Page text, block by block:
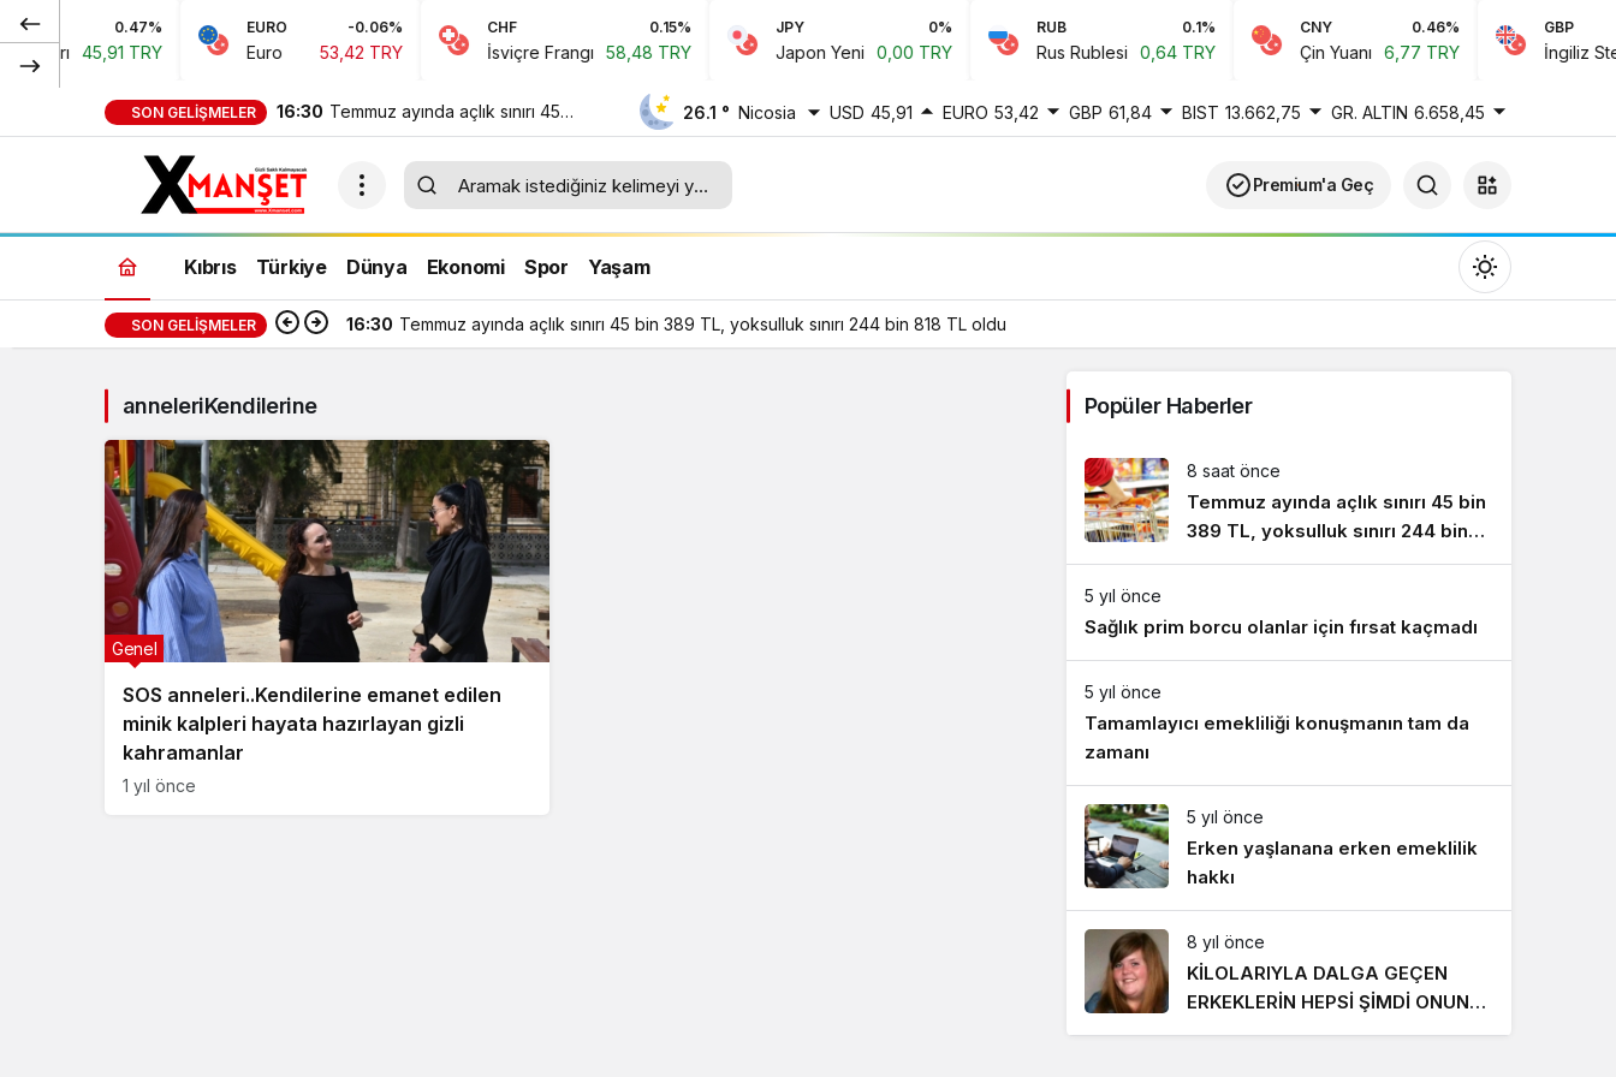
0.47%
45,91 TRY
EURO -0.06%
Euro 53,42 TRY
CHF 0.15%
İsviçre Frangı 58,48 TRY Japon Yeni 0,00 TRY
RUB 0.1%
Rus Rublesi 0,64 TRY
CNY 0.46%
Çin Yuanı 6,77 TRY
GBP
İngiliz
SON GELIŞMELER 16:30 Temmuz ayında açlık sınırı 45
bin 389 TL, yoksulluk sınırı 244
bin 818 TL oldu
26.1 ° Nicosia USD 45,91 EURO 53,42 GBP 61,84 BIST 13.662,75 GR. ALTIN 6.658,45
Premium'a Geç
Kıbrıs Türkiye Dünya Ekonomi Spor Yaşam
Gündüz modunu seçin.
SON GELIŞMELER 16:30 Temmuz ayında açlık sınırı 45 bin 389 TL, yoksulluk sınırı 244 bin 818 TL oldu
anneleriKendilerine
SOS anneleri..Kendilerine emanet edilen
minik kalpleri hayata hazırlayan gizli
kahramanlar
Genel
1 yıl önce
Popüler Haberler
8 saat önce
Temmuz ayında açlık sınırı 45 bin
389 TL, yoksulluk sınırı 244 bin
818 TL oldu
5 yıl önce
Sağlık prim borcu olanlar için fırsat kaçmadı
5 yıl önce
Tamamlayıcı emekliliği konuşmanın tam da
zamanı
5 yıl önce
Erken yaşlanana erken emeklilik
hakkı
8 yıl önce
KİLOLARIYLA DALGA GEÇEN
ERKEKLERİN HEPSİ ŞİMDİ ONUN
PEŞİNDE! SON HALİ İNANILMAZ